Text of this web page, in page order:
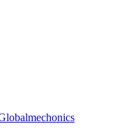
mechonics